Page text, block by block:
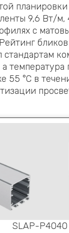
планировки
9,6 Вт/м,
с
бликов
стандартам
температура
55 °C в
SLAP-P4040